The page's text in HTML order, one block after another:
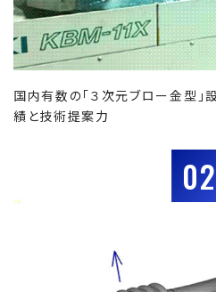
国内有数の「３次元ブロー金型」
績と技術提案力
02